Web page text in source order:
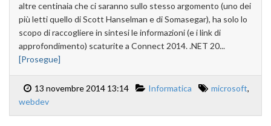
altre centinaia che ci saranno sullo stesso argomento (uno dei
più letti quello di Scott Hanselman e di Somasegar), ha solo lo
scopo di raccogliere in sintesi le informazioni (e i link di
approfondimento) scaturite a Connect 2014. .NET 20...
[Prosegue]
13 novembre 2014 13:14 Informatica microsoft,
webdev